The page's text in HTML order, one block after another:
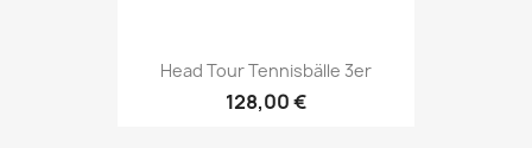
Head Tour Tennisbälle 3er
128,00 €